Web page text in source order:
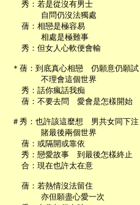
   秀：若是從沒有男士
       自問仍沒法獨處
   蒨：相戀是極容易
       相處是極難事
   秀：但女人心軟便會輸
＊蒨：到底真心相戀　仍願意仍願試
       不理會這個世界
   秀：話你瘋話我痴
   蒨：不要去問　愛會是怎樣開始
＃秀：也許該這麼想　男共女同下注
       賭最後兩個世界
   蒨：或隔開或靠依
   秀：戀愛故事　到最後怎樣終止
   合：現在也許太在意
   蒨：若熱情沒法留住
       亦但願盡心愛一次